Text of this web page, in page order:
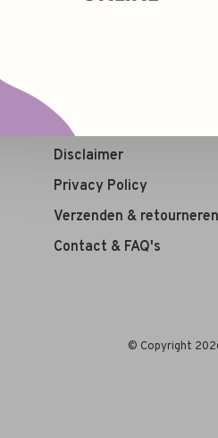
Algemene voorwaarden
Disclaimer
Privacy Policy
Verzenden & retourneren
Contact & FAQ's
© Copyright